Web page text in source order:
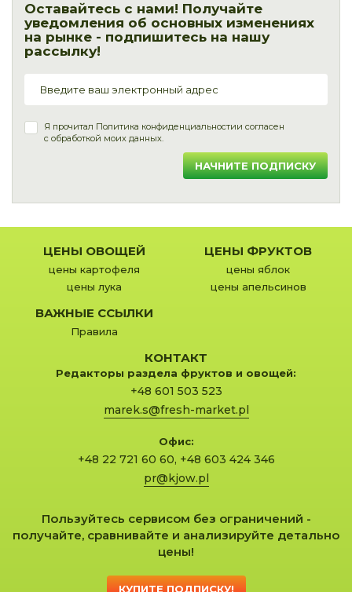
Оставайтесь с нами! Получайте
уведомления об основных изменениях
на рынке - подпишитесь на нашу
рассылку!
Я прочитал Политика конфиденциальностии согласен
с обработкой моих данных.
НАЧНИТЕ ПОДПИСКУ
ЦЕНЫ ОВОЩЕЙ
цены картофеля
цены лука
ЦЕНЫ ФРУКТОВ
цены яблок
цены апельсинов
ВАЖНЫЕ ССЫЛКИ
Правила
КОНТАКТ
Редакторы раздела фруктов и овощей:
+48 601 503 523
marek.s@fresh-market.pl
Офис:
+48 22 721 60 60, +48 603 424 346
pr@kjow.pl
Пользуйтесь сервисом без ограничений -
получайте, сравнивайте и анализируйте детально
цены!
КУПИТЕ ПОДПИСКУ!